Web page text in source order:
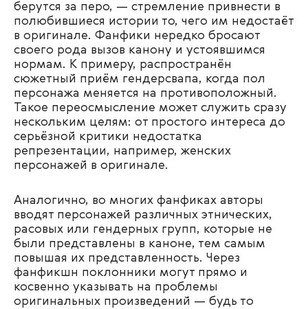
берутся за перо, — стремление привнести в
полюбившиеся истории то, чего им недостаёт
в оригинале. Фанфики нередко бросают
своего рода вызов канону и устоявшимся
нормам. К примеру, распространён
сюжетный приём гендерсвапа, когда пол
персонажа меняется на противоположный.
Такое переосмысление может служить сразу
нескольким целям: от простого интереса до
серьёзной критики недостатка
репрезентации, например, женских
персонажей в оригинале.
Аналогично, во многих фанфиках авторы
вводят персонажей различных этнических,
расовых или гендерных групп, которые не
были представлены в каноне, тем самым
повышая их представленность. Через
фанфикшн поклонники могут прямо и
косвенно указывать на проблемы
оригинальных произведений — будь то